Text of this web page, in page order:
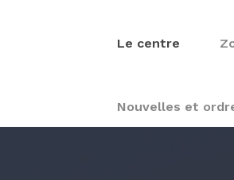
Le centre
Nouvelles et